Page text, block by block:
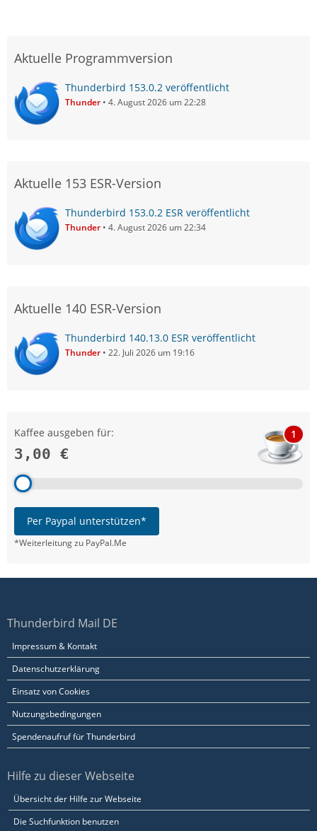
Aktuelle Programmversion
Thunderbird 153.0.2 veröffentlicht
Thunder 4. August 2026 um 22:28
Aktuelle 153 ESR-Version
Thunderbird 153.0.2 ESR veröffentlicht
Thunder 4. August 2026 um 22:34
Aktuelle 140 ESR-Version
Thunderbird 140.13.0 ESR veröffentlicht
Thunder 22. Juli 2026 um 19:16
Kaffee ausgeben für:
3,00 €
1
Per Paypal unterstützen*
*Weiterleitung zu PayPal.Me
Thunderbird Mail DE
Impressum & Kontakt
Datenschutzerklärung
Einsatz von Cookies
Nutzungsbedingungen
Spendenaufruf für Thunderbird
Hilfe zu dieser Webseite
Übersicht der Hilfe zur Webseite
Die Suchfunktion benutzen